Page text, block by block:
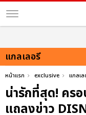
แกลเลอรี
หน้าแรก exclusive แกลเ
น่ารักที่สุด! คร
แถลงข่าว